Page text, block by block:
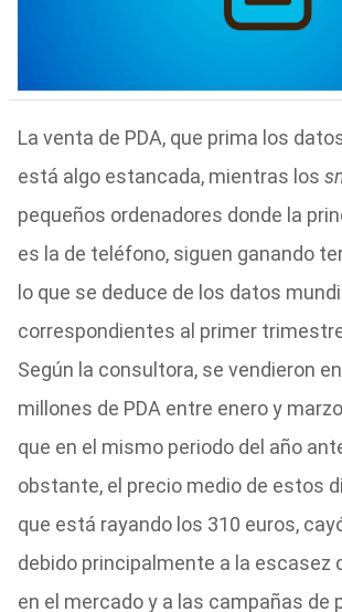
La venta de PDA, que prima los
está algo estancada, mientras los
pequeños ordenadores donde la
es la de teléfono, siguen ganando
lo que se deduce de los datos
correspondientes al primer
Según la consultora, se vendieron
millones de PDA entre enero y
que en el mismo periodo del año
obstante, el precio medio de estos
que está rayando los 310 euros,
debido principalmente a la escasez
en el mercado y a las campañas de